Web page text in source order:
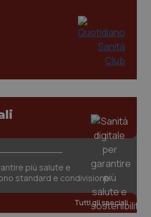
più salute e
standard e condivisione
Tutti gli speciali
www.quotidianosanita.it
www.quotidianosanita.it
2